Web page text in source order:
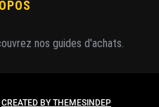
nos guides d'achats.
CREATED BY THEMESINDEP